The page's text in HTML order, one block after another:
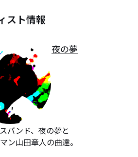
スト情報
夜の夢
バンド、夜の夢と
ン山田章人の曲達。